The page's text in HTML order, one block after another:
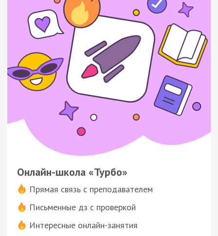
Онлайн-школа «Турбо»
Прямая связь с преподавателем
Письменные дз с проверкой
Интересные онлайн-занятия